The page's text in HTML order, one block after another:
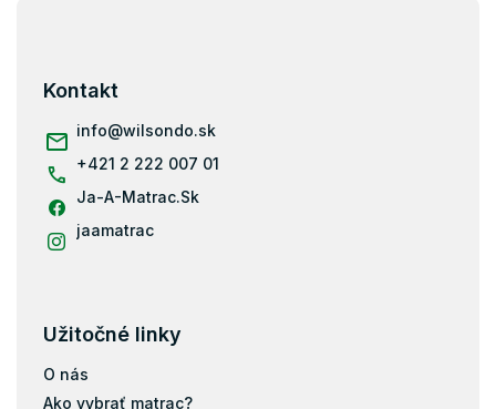
Kontakt
info@wilsondo.sk
+421 2 222 007 01
Ja-A-Matrac.Sk
jaamatrac
Užitočné linky
O nás
Ako vybrať matrac?